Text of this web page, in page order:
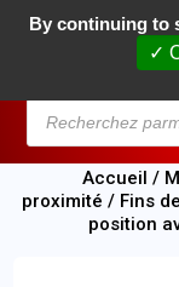
Accueil /
proximité / Fins
position
By continuing to
✓